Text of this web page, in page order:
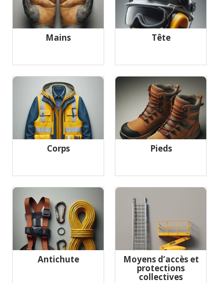
Mains Tête
Corps Pieds
Antichute Moyens d’accès et
protections
collectives